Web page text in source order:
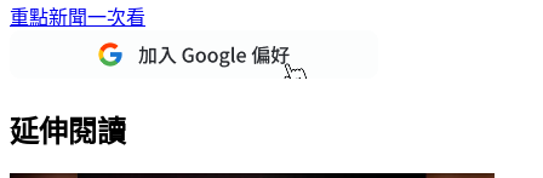
重點新聞一次看
延伸閱讀